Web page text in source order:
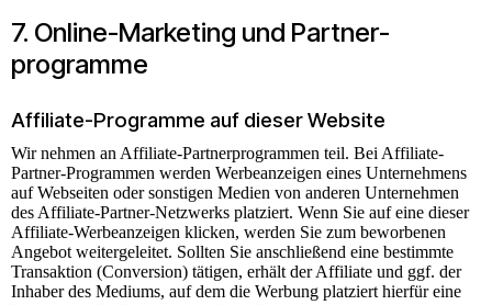
7. Online-Marketing und Partner­
programme
Affiliate-Programme auf dieser Website
Wir nehmen an Affiliate-Partnerprogrammen teil. Bei Affiliate-
Partner-Programmen werden Werbeanzeigen eines Unternehmens
auf Webseiten oder sonstigen Medien von anderen Unternehmen
des Affiliate-Partner-Netzwerks platziert. Wenn Sie auf eine dieser
Affiliate-Werbeanzeigen klicken, werden Sie zum beworbenen
Angebot weitergeleitet. Sollten Sie anschließend eine bestimmte
Transaktion (Conversion) tätigen, erhält der Affiliate und ggf. der
Inhaber des Mediums, auf dem die Werbung platziert hierfür eine